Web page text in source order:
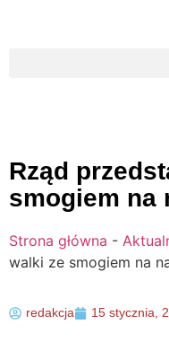
Rząd
smogiem na
Strona główna -
walki ze smogiem na
redakcja 15 stycznia,